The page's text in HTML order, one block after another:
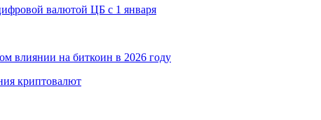
валютой ЦБ с 1 января
влиянии на биткоин в 2026 году
криптовалют